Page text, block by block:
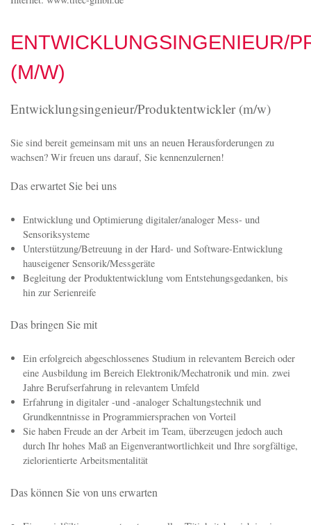
Herr Daniel Wenzler
Niederwiesen 7
D-78199 Bräunlingen
Internet: www.titec-gmbh.de
ENTWICKLUNGSINGENIEUR/
(M/W)
Entwicklungsingenieur/Produktentwickler (m/w)
Sie sind bereit gemeinsam mit uns an neuen Herausforderungen zu
wachsen? Wir freuen uns darauf, Sie kennenzulernen!
Das erwartet Sie bei uns
Entwicklung und Optimierung digitaler/analoger Mess- und
Unterstützung/Betreuung in der Hard- und Software-Entwicklung
hauseigener Sensorik/Messgeräte
Begleitung der Produktentwicklung vom Entstehungsgedanken, bis
hin zur Serienreife
Das bringen Sie mit
Ein erfolgreich abgeschlossenes Studium in relevantem Bereich oder
Jahre Berufserfahrung in relevantem Umfeld